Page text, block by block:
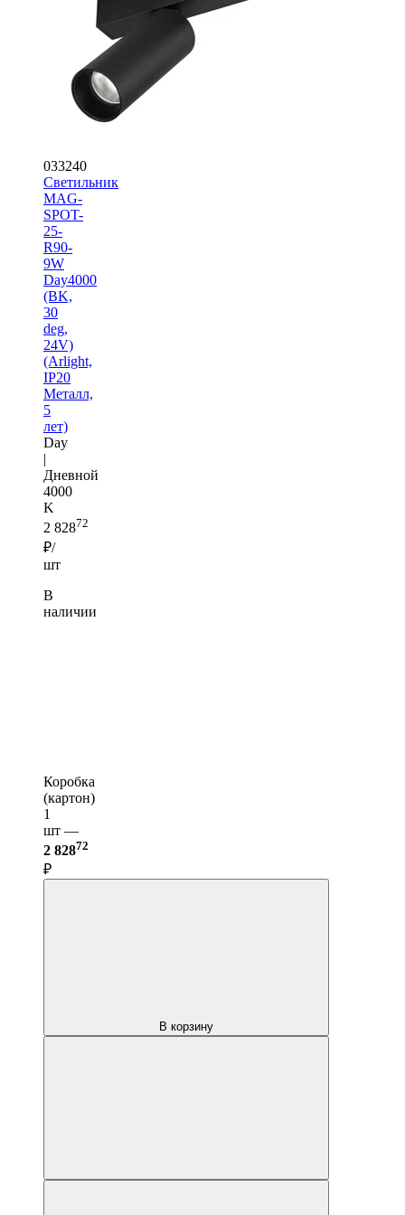
033240
Светильник
MAG-
SPOT-
25-
R90-
9W
Day4000
(BK,
30
deg,
24V)
(Arlight,
IP20
Металл,
5
лет)
Day
|
Дневной
4000
K
2 82872
₽/
шт
В
наличии
Коробка
(картон)
1
шт —
2 82872
₽
В корзину